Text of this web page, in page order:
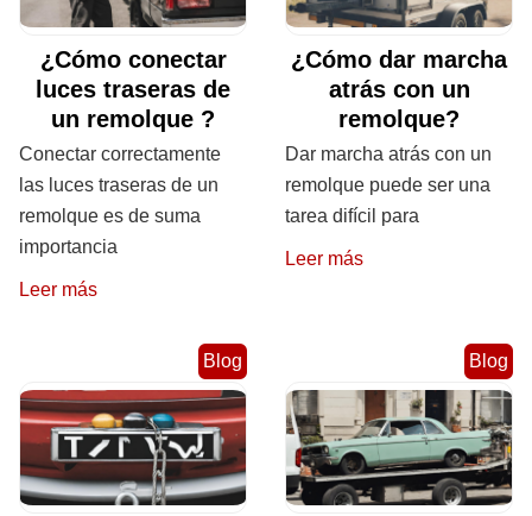
¿Cómo conectar
luces traseras de
un remolque ?
Conectar correctamente
las luces traseras de un
remolque es de suma
importancia
Leer más
¿Cómo dar marcha
atrás con un
remolque?
Dar marcha atrás con un
remolque puede ser una
tarea difícil para
Leer más
Blog Blog